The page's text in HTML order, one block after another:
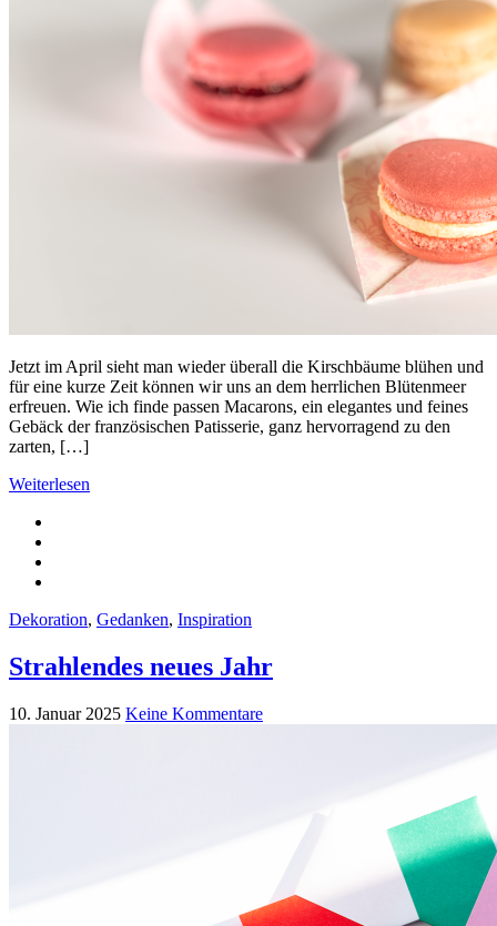
Jetzt im April sieht man wieder überall die Kirschbäume blühen und
für eine kurze Zeit können wir uns an dem herrlichen Blütenmeer
erfreuen. Wie ich finde passen Macarons, ein elegantes und feines
Gebäck der französischen Patisserie, ganz hervorragend zu den
zarten, […]
Weiterlesen
Dekoration, Gedanken, Inspiration
Strahlendes neues Jahr
10. Januar 2025 Keine Kommentare